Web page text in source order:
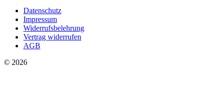
Datenschutz
Impressum
Widerrufsbelehrung
Vertrag widerrufen
AGB
© 2026